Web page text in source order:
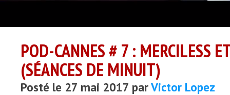
POD-CANNES # 7 : MERCILESS
(SÉANCES DE MINUIT)
Posté le 27 mai 2017 parVictor Lopez